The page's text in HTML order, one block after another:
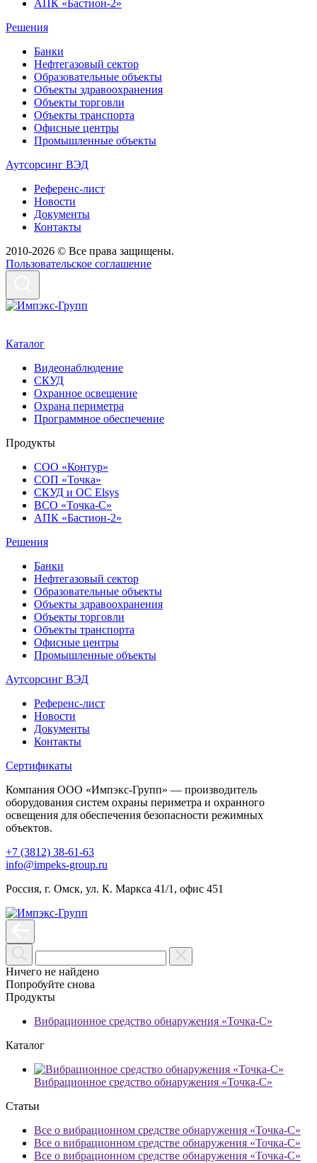
АПК «Бастион-2»
Решения
Банки
Нефтегазовый сектор
Образовательные объекты
Объекты здравоохранения
Объекты торговли
Объекты транспорта
Офисные центры
Промышленные объекты
Аутсорсинг ВЭД
Референс-лист
Новости
Документы
Контакты
2010-2026 © Все права защищены.
Пользовательское соглашение
Каталог
Видеонаблюдение
СКУД
Охранное освещение
Охрана периметра
Программное обеспечение
Продукты
СОО «Контур»
СОП «Точка»
СКУД и ОС Elsys
ВСО «Точка-С»
АПК «Бастион-2»
Решения
Банки
Нефтегазовый сектор
Образовательные объекты
Объекты здравоохранения
Объекты торговли
Объекты транспорта
Офисные центры
Промышленные объекты
Аутсорсинг ВЭД
Референс-лист
Новости
Документы
Контакты
Сертификаты
Компания ООО «Импэкс-Групп» — производитель
оборудования систем охраны периметра и охранного
освещения для обеспечения безопасности режимных
объектов.
+7 (3812) 38-61-63
info@impeks-group.ru
Россия, г. Омск, ул. К. Маркса 41/1, офис 451
Ничего не найдено
Попробуйте снова
Продукты
Вибрационное средство обнаружения «Точка-С»
Каталог
Вибрационное средство обнаружения «Точка-С»
Статьи
Все о вибрационном средстве обнаружения «Точка-С»
Все о вибрационном средстве обнаружения «Точка-С»
Все о вибрационном средстве обнаружения «Точка-С»